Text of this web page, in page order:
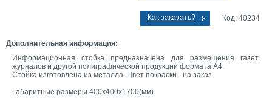
Как заказать? Код: 40234
Дополнительная информация:
Информационная стойка предназначена для размещения газет,
журналов и другой полиграфической продукции формата А4.
Стойка изготовлена из металла. Цвет покраски - на заказ.
Габаритные размеры 400х400х1700(мм)